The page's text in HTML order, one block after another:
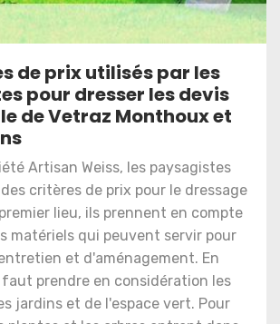
de prix utilisés par les
pour dresser les devis
de Vetraz Monthoux et
Artisan Weiss, les paysagistes
critères de prix pour le dressage
lieu, ils prennent en compte
matériels qui peuvent servir pour
et d'aménagement. En
faut prendre en considération les
jardins et de l'espace vert. Pour